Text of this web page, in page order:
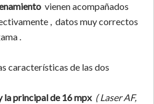
vienen acompañados
, datos muy correctos
.
características de las dos
la principal de 16 mpx ( Laser AF,